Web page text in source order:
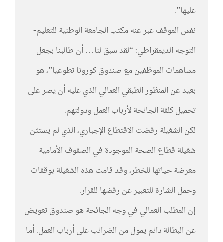
عليها”.
نفس الموقف عبر عنه مكتب الجامعة الوطنية للتعليم-
التوجه الديمقراطي: “لقد سبق لنا… أن طالبنا بجعل
مساهمات الموظفين مع صندوق كورونا تطوعيا”، هو
بعيد عن المنظور الطبقي العمالي الذي عليه أن يصر على
تحميل كلفة الجائحة لأرباب العمل ودولتهم.
لكن الشغيلة رفضت الاقتطاع الإجباري، الذي لم يستثن
شغيلة قطاع الصحة الموجودة في الصفوف الأمامية
معرضة حياتها للخطر، وقد قامت هذه الشغيلة بوقفات
وحمل الشارة للتعبير عن رفضها للقرار.
إن المطلب العمالي في وجه الجائحة هو صندوق تعويض
عن البطالة دائم يمول من الضرائب على أرباب العمل. أما